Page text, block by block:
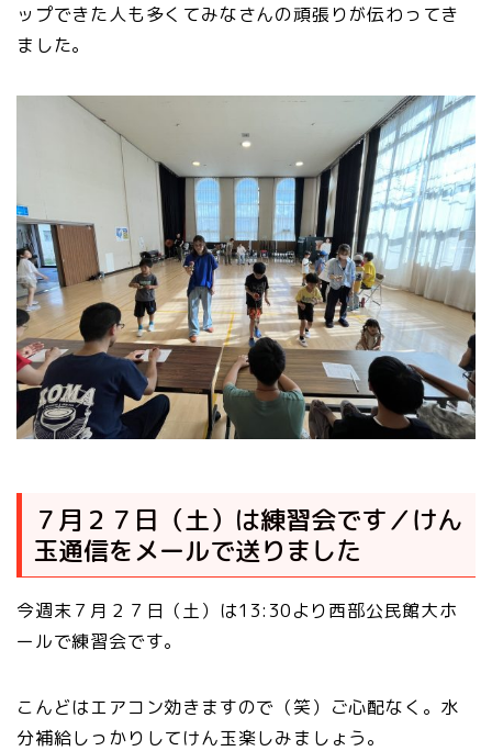
ップできた人も多くてみなさんの頑張りが伝わってき
ました。
７月２７日（土）は練習会です／けん
玉通信をメールで送りました
今週末７月２７日（土）は13:30より西部公民館大ホ
ールで練習会です。
こんどはエアコン効きますので（笑）ご心配なく。水
分補給しっかりしてけん玉楽しみましょう。